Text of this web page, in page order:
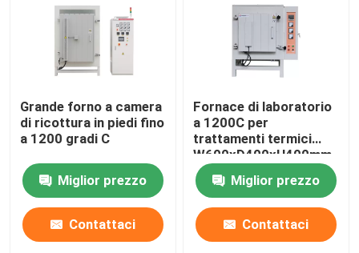
Grande forno a camera
di ricottura in piedi fino
a 1200 gradi C
Miglior prezzo
Contattaci
Fornace di laboratorio
a 1200C per
trattamenti termici
W600xD400xH400mm
Miglior prezzo
Contattaci